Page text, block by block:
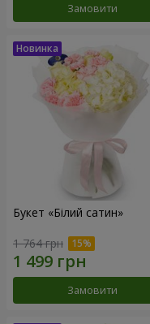
Замовити
Букет «Білий сатин»
1 764 грн
Замовити